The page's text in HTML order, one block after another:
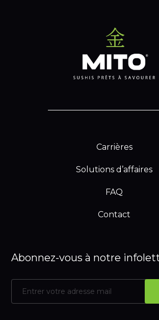
Carrières
Solutions d’affaires
FAQ
Contact
Abonnez-vous à notre